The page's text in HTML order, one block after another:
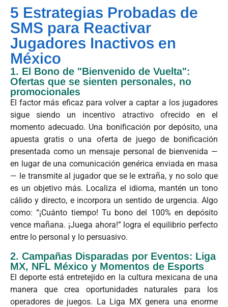
5 Estrategias Probadas de
SMS para Reactivar
Jugadores Inactivos en
México
1. El Bono de "Bienvenido de Vuelta":
Ofertas que se sienten personales, no
promocionales
El factor más eficaz para volver a captar a los jugadores
sigue siendo un incentivo atractivo ofrecido en el
momento adecuado. Una bonificación por depósito, una
apuesta gratis o una oferta de juego de bonificación
presentada como un mensaje personal de bienvenida —
en lugar de una comunicación genérica enviada en masa
— le transmite al jugador que se le extraña, y no solo que
es un objetivo más. Localiza el idioma, mantén un tono
cálido y directo, e incorpora un sentido de urgencia. Algo
como: “¡Cuánto tiempo! Tu bono del 100% en depósito
vence mañana. ¡Juega ahora!” logra el equilibrio perfecto
entre lo personal y lo persuasivo.
2. Campañas Disparadas por Eventos: Liga
MX, NFL México y Momentos de Esports
El deporte está entretejido en la cultura mexicana de una
manera que crea oportunidades naturales para los
operadores de juegos. La Liga MX genera una enorme